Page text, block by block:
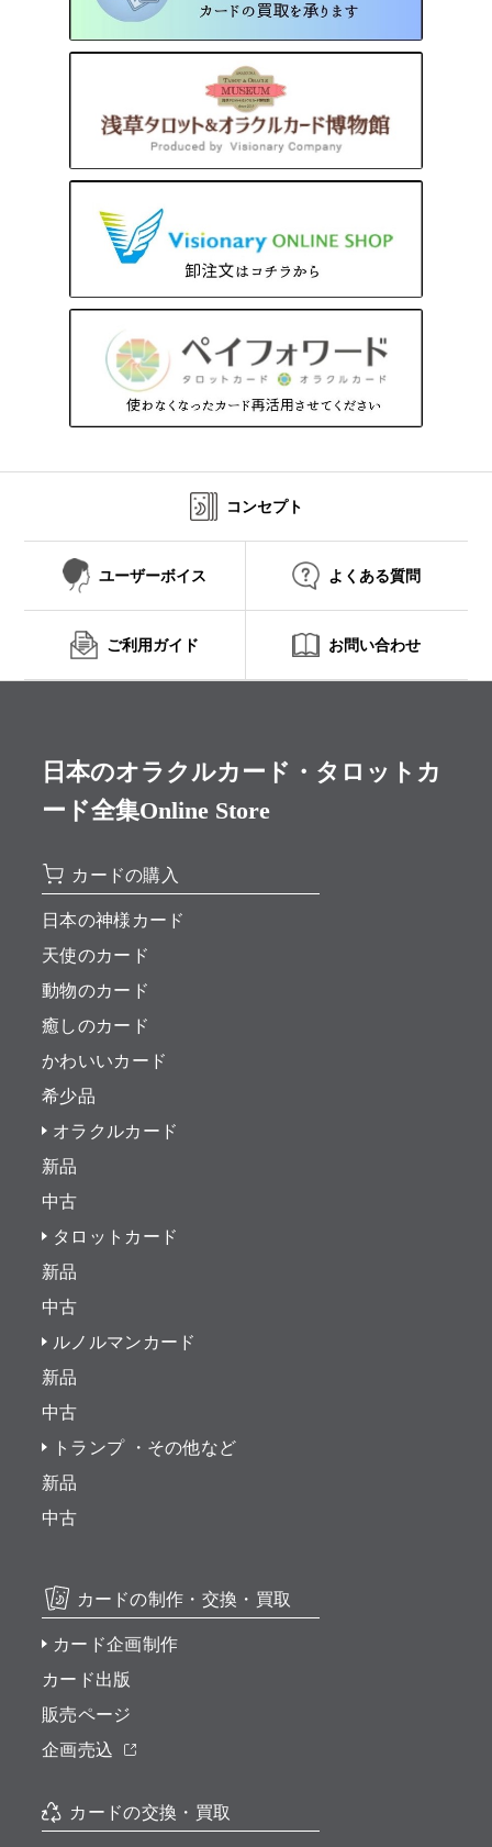
コンセプト
ユーザーボイス よくある質問
ご利用ガイド お問い合わせ
日本のオラクルカード・タロットカ
ード全集Online Store
カードの購入
日本の神様カード
天使のカード
動物のカード
癒しのカード
かわいいカード
希少品
オラクルカード
新品
中古
タロットカード
新品
中古
ルノルマンカード
新品
中古
トランプ ・その他など
新品
中古
カードの制作・交換・買取
カード企画制作
カード出版
販売ページ
企画売込
カードの交換・買取